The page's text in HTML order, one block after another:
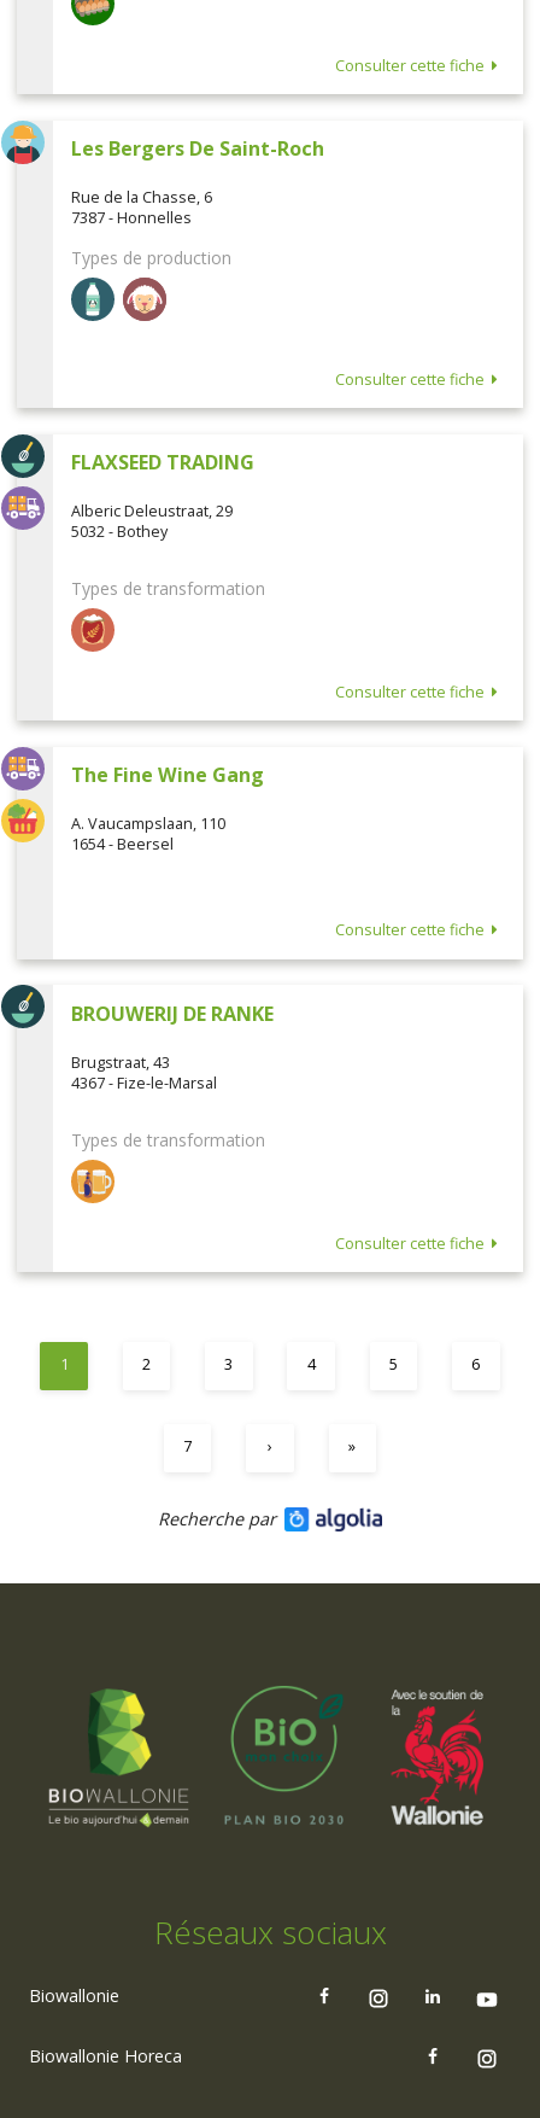
Consulter cette fiche
Les Bergers De Saint-Roch
Rue de la Chasse, 6
7387 - Honnelles
Types de production
Consulter cette fiche
FLAXSEED TRADING
Alberic Deleustraat, 29
5032 - Bothey
Types de transformation
Consulter cette fiche
The Fine Wine Gang
A. Vaucampslaan, 110
1654 - Beersel
Consulter cette fiche
BROUWERIJ DE RANKE
Brugstraat, 43
4367 - Fize-le-Marsal
Types de transformation
Consulter cette fiche
1 2 3 4 5 6
7 › »
Recherche par
Réseaux sociaux
Biowallonie
Biowallonie Horeca